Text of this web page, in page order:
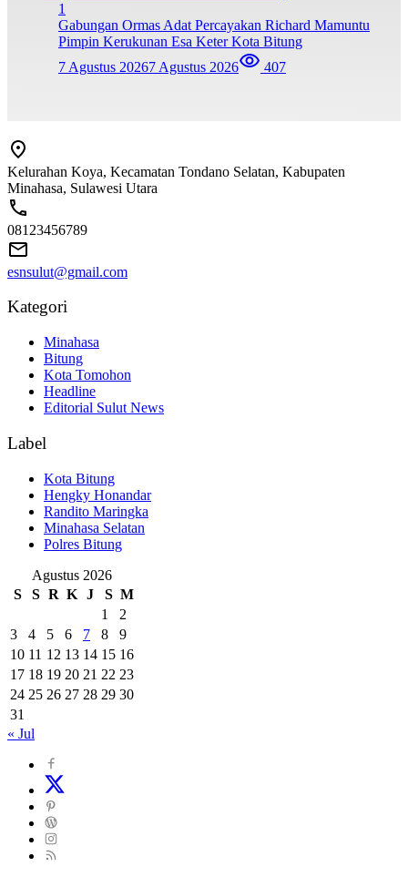
1
Gabungan Ormas Adat Percayakan Richard Mamuntu
Pimpin Kerukunan Esa Keter Kota Bitung
7 Agustus 20267 Agustus 2026 407
Kelurahan Koya, Kecamatan Tondano Selatan, Kabupaten
Minahasa, Sulawesi Utara
08123456789
esnsulut@gmail.com
Kategori
Minahasa
Bitung
Kota Tomohon
Headline
Editorial Sulut News
Label
Kota Bitung
Hengky Honandar
Randito Maringka
Minahasa Selatan
Polres Bitung
Agustus 2026
S
S R K J S M
1
2
3
4 5 6 7 8
9
10 11 12 13 14 15 16
17 18 19 20 21 22 23
24 25 26 27 28 29 30
31
« Jul